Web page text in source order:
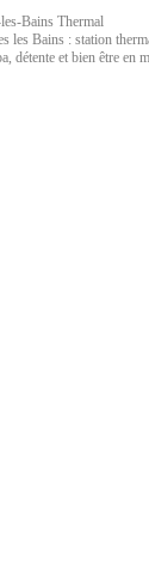
Bains Thermal
les Bains : station
détente et bien être en